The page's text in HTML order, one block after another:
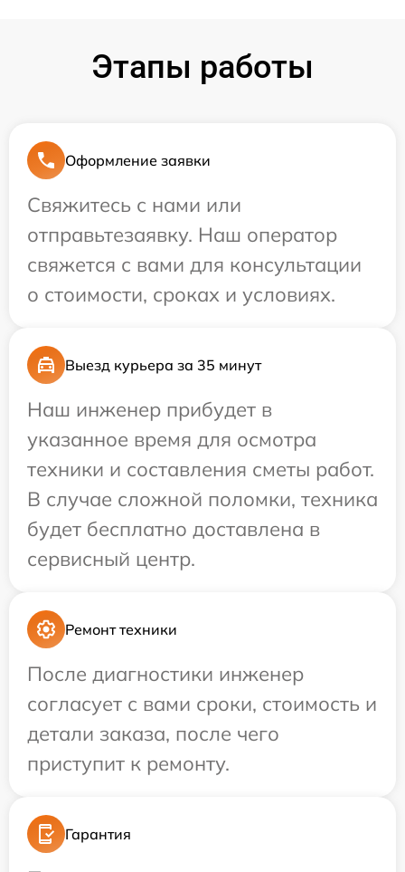
Этапы работы
Оформление заявки
Свяжитесь с нами или
отправьтезаявку. Наш оператор
свяжется с вами для консультации
о стоимости, сроках и условиях.
Выезд курьера за 35 минут
Наш инженер прибудет в
указанное время для осмотра
техники и составления сметы работ.
В случае сложной поломки, техника
будет бесплатно доставлена в
сервисный центр.
Ремонт техники
После диагностики инженер
согласует с вами сроки, стоимость и
детали заказа, после чего
приступит к ремонту.
Гарантия